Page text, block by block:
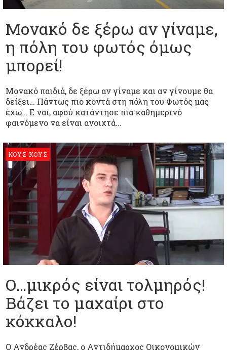
Μονακό δε ξέρω αν γίναμε,
η πόλη του φωτός όμως
μπορεί!
Μονακό παιδιά, δε ξέρω αν γίναμε και αν γίνουμε θα
δείξει… Πάντως πιο κοντά στη πόλη του Φωτός μας
έχω… Ε ναι, αφού κατάντησε πια καθημερινό
φαινόμενο να είναι ανοιχτά...
ΚΟΥΣ ΚΟΥΣ
Ο…μικρός είναι τολμηρός!
Βάζει το μαχαίρι στο
κόκκαλο!
Ο Ανδρέας Ζέρβας, ο Αντιδήμαρχος Οικονομικών